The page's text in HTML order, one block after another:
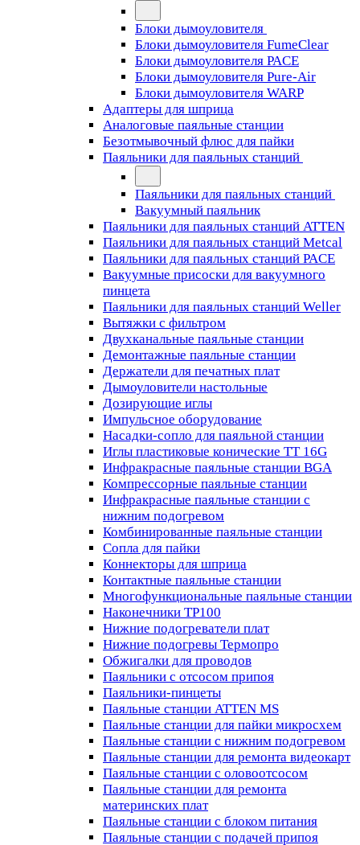
Блоки дымоуловителя
Блоки дымоуловителя FumeClear
Блоки дымоуловителя PACE
Блоки дымоуловителя Pure-Air
Блоки дымоуловителя WARP
Адаптеры для шприца
Аналоговые паяльные станции
Безотмывочный флюс для пайки
Паяльники для паяльных станций
Паяльники для паяльных станций
Вакуумный паяльник
Паяльники для паяльных станций ATTEN
Паяльники для паяльных станций Metcal
Паяльники для паяльных станций PACE
Вакуумные присоски для вакуумного
пинцета
Паяльники для паяльных станций Weller
Вытяжки с фильтром
Двухканальные паяльные станции
Демонтажные паяльные станции
Держатели для печатных плат
Дымоуловители настольные
Дозирующие иглы
Импульсное оборудование
Насадки-сопло для паяльной станции
Иглы пластиковые конические TT 16G
Инфракрасные паяльные станции BGA
Компрессорные паяльные станции
Инфракрасные паяльные станции с
нижним подогревом
Комбинированные паяльные станции
Сопла для пайки
Коннекторы для шприца
Контактные паяльные станции
Многофункциональные паяльные станции
Наконечники TP100
Нижние подогреватели плат
Нижние подогревы Термопро
Обжигалки для проводов
Паяльники с отсосом припоя
Паяльники-пинцеты
Паяльные станции ATTEN MS
Паяльные станции для пайки микросхем
Паяльные станции с нижним подогревом
Паяльные станции для ремонта видеокарт
Паяльные станции с оловоотсосом
Паяльные станции для ремонта
материнских плат
Паяльные станции с блоком питания
Паяльные станции с подачей припоя